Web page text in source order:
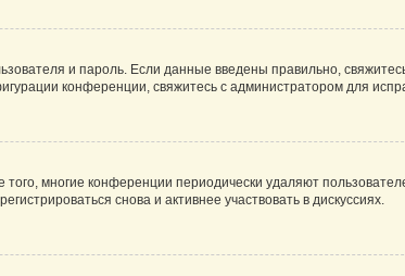
и пароль. Если данные введены правильно,
конференции, свяжитесь с администратором для
многие конференции периодически удаляют
снова и активнее участвовать в дискуссиях.